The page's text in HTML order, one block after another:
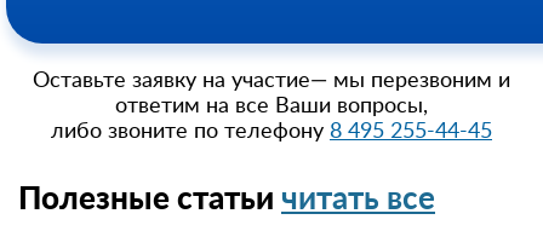
Оставьте заявку на участие— мы перезвоним и
ответим на все Ваши вопросы,
либо звоните по телефону 8 495 255-44-45
Полезные статьи читать все